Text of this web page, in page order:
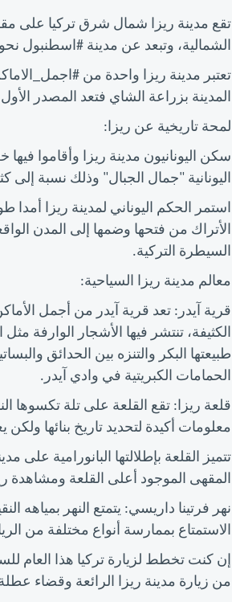
تقع مدينة ريزا شمال شرق تركيا على
الشمالية، وتبعد عن مدينة #اسطنبول نحو 1300
تعتبر مدينة ريزا واحدة من
المدينة بزراعة الشاي فتعد المصدر
لمحة تاريخية عن ريزا:
سكن اليونانيون مدينة ريزا وأقاموا فيها
اليونانية "جمال الجبال" وذلك نسبة إلى
الأتراك من فتحها وضمها إلى المدن
السيطرة التركية.
معالم مدينة ريزا السياحية:
قرية آيدر: تعد قرية آيدر من أجمل
الكثيفة، تنتشر فيها الأشجار الوارفة
طبيعتها البكر والتنزه بين الحدائق
الحمامات الكبريتية في وادي آيدر.
قلعة ريزا: تقع القلعة على تلة تكسوها
معلومات أكيدة لتحديد تاريخ بنائها
تتميز القلعة بإطلالتها البانورامية
المقهى الموجود أعلى القلعة ومشاهدة
نهر فرتينا داريسي: يتمتع النهر بمياهه
الاستمتاع بممارسة أنواع مختلفة من
إن كنت تخطط لزيارة تركيا هذا العام
من زيارة مدينة ريزا الرائعة وقضاء